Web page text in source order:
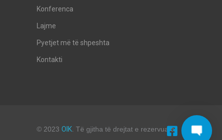
Konferenca
Lajme
Pyetjet më të shpeshta
Kontakti
© 2023 OIK . Të gjitha të drejtat e rezervuara.